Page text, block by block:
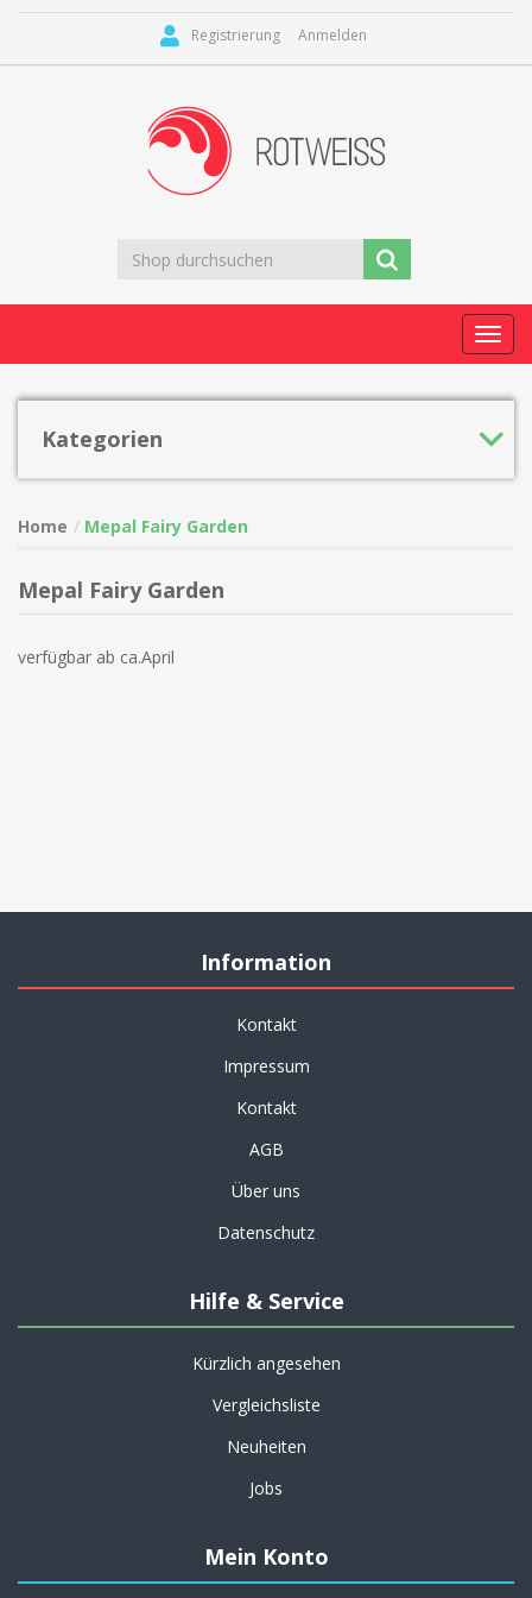
Registrierung Anmelden
Kategorien
Home Mepal Fairy Garden
Mepal Fairy Garden
verfügbar ab ca.April
Information
Kontakt
Impressum
Kontakt
AGB
Über uns
Datenschutz
Hilfe & Service
Kürzlich angesehen
Vergleichsliste
Neuheiten
Jobs
Mein Konto